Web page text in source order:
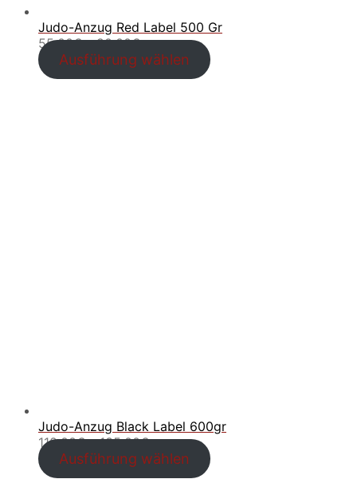
Judo-Anzug Red Label 500 Gr
55.00€ –90.00€Preisspanne:
55.00€
Ausführung wählen
Judo-Anzug Black Label 600gr
110.00€ –135.00€Preisspanne:
110.00€
Ausführung wählen